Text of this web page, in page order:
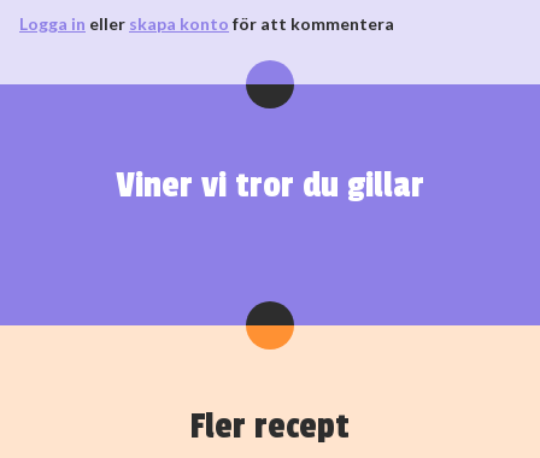
Logga in eller skapa konto för att kommentera
Viner vi tror du gillar
Fler recept